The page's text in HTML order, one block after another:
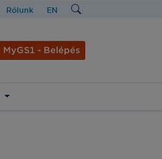
Rólunk EN
MyGS1 - Belépés